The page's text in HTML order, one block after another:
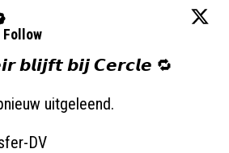
Follow
𝙗𝙞𝙟 𝘾𝙚𝙧𝙘𝙡𝙚 🔁
uitgeleend.
DV